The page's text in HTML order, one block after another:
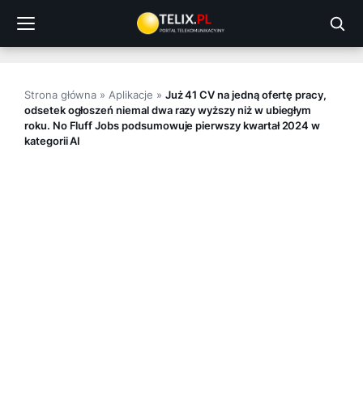
treści
Strona główna » Aplikacje » Już 41 CV na jedną ofertę pracy,
odsetek ogłoszeń niemal dwa razy wyższy niż w ubiegłym
roku. No Fluff Jobs podsumowuje pierwszy kwartał 2024 w
kategorii AI